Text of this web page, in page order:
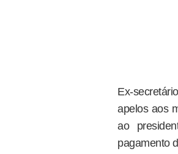
Ex-
apelos aos
ao
pagamento